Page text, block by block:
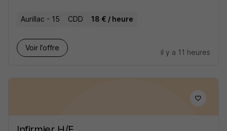
Aurillac - 15 CDD 18 € / heure
Voir l’offre
il y a 11 heures